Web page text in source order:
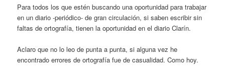
Para todos los que estén buscando una oportunidad para trabajar
en un diario -periódico- de gran circulación, si saben escribir sin
faltas de ortografía, tienen la oportunidad en el diario Clarín.
Aclaro que no lo leo de punta a punta, si alguna vez he
encontrado errores de ortografía fue de casualidad. Como hoy.